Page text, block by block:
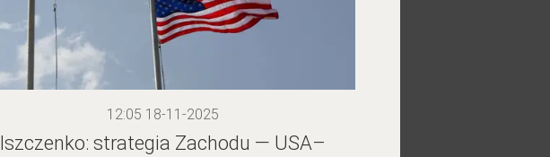
12:05 18-11-2025
Iszczenko: strategia Zachodu — USA–